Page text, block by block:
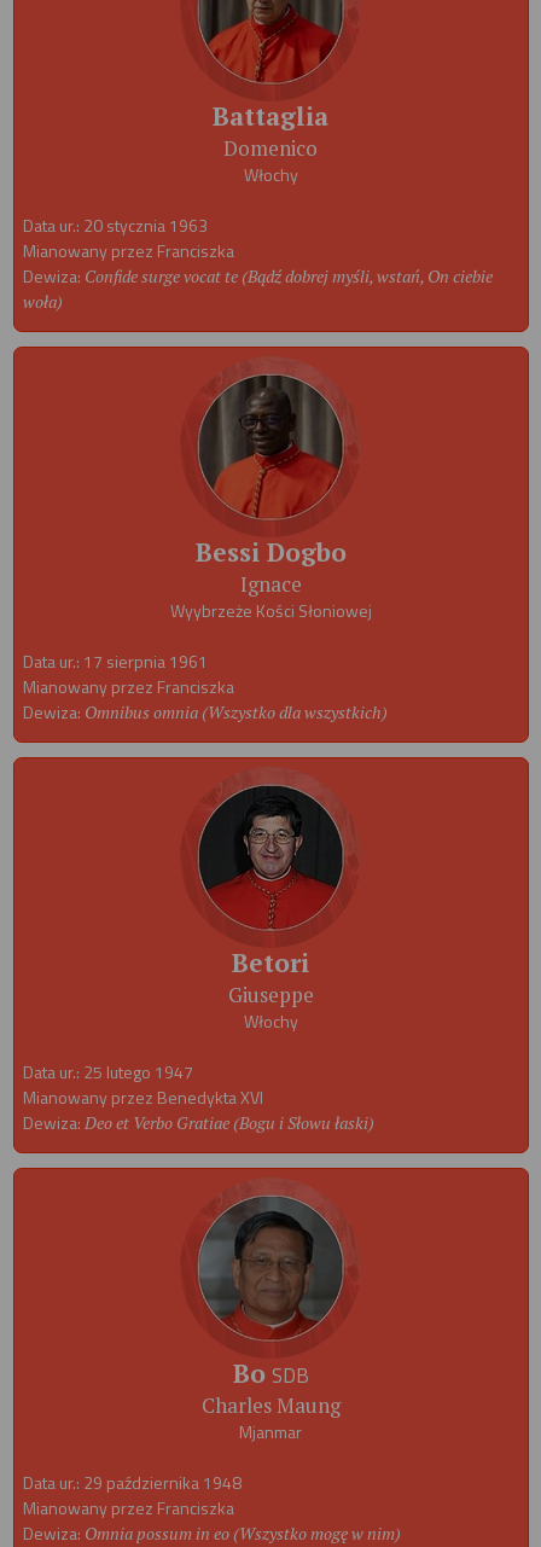
Battaglia
Domenico
Włochy
Data ur.: 20 stycznia 1963
Mianowany przez Franciszka
Dewiza: Confide surge vocat te (Bądź dobrej myśli, wstań, On ciebie
woła)
Bessi Dogbo
Ignace
Wyybrzeże Kości Słoniowej
Data ur.: 17 sierpnia 1961
Mianowany przez Franciszka
Dewiza: Omnibus omnia (Wszystko dla wszystkich)
Betori
Giuseppe
Włochy
Data ur.: 25 lutego 1947
Mianowany przez Benedykta XVI
Dewiza: Deo et Verbo Gratiae (Bogu i Słowu łaski)
Bo SDB
Charles Maung
Mjanmar
Data ur.: 29 października 1948
Mianowany przez Franciszka
Dewiza: Omnia possum in eo (Wszystko mogę w nim)